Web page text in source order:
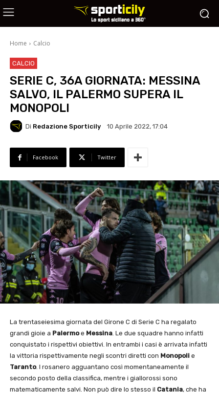
Home Calcio
CALCIO
SERIE C, 36A GIORNATA: MESSINA
SALVO, IL PALERMO SUPERA IL
MONOPOLI
Di Redazione Sporticily 10 Aprile 2022, 17:04
Facebook Twitter
La trentaseiesima giornata del Girone C di Serie C ha regalato
grandi gioie a Palermoe Messina. Le due squadre hanno infatti
conquistato i rispettivi obiettivi. In entrambi i casi è arrivata infatti
la vittoria rispettivamente negli scontri diretti con Monopoli e
Taranto. I rosanero agguantano così momentaneamente il
secondo posto della classifica, mentre i giallorossi sono
matematicamente salvi. Non può dire lo stesso il Catania, che ha